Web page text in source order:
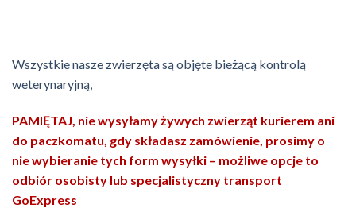
Wszystkie nasze zwierzęta są objęte bieżącą kontrolą
weterynaryjną,
PAMIĘTAJ, nie wysyłamy żywych zwierząt kurierem ani
do paczkomatu, gdy składasz zamówienie, prosimy o
nie wybieranie tych form wysyłki – możliwe opcje to
odbiór osobisty lub specjalistyczny transport
GoExpress